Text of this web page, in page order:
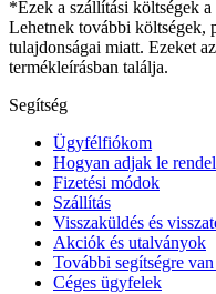
*Ezek a szállítási költségek
Lehetnek további költségek,
tulajdonságai miatt. Ezeket
termékleírásban találja.
Segítség
Ügyfélfiókom
Hogyan adjak le
Fizetési módok
Szállítás
Visszaküldés és
Akciók és utalványok
További segítségre
Céges ügyfelek